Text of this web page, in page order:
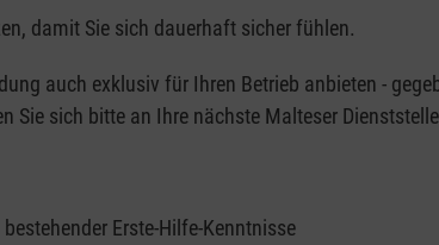
damit Sie sich dauerhaft sicher fühlen.
auch exklusiv für Ihren Betrieb anbieten -
Sie sich bitte an Ihre nächste Malteser
Erste-Hilfe-Kenntnisse